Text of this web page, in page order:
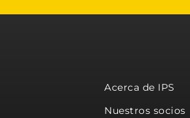
Acerca de IPS
Nuestros socios